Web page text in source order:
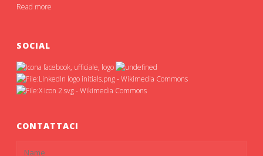
Read more
SOCIAL
CONTATTACI